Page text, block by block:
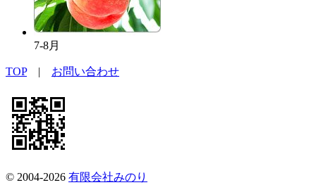
7-8月
TOP| お問い合わせ
© 2004-2026 有限会社みのり